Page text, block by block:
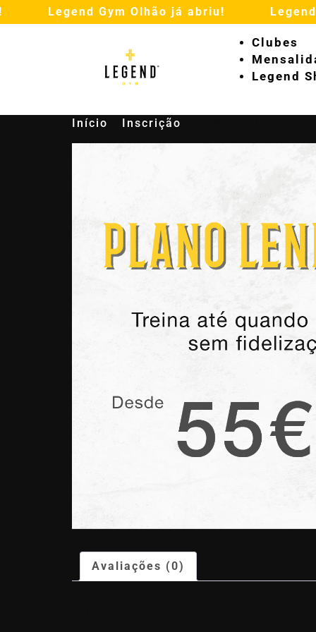
Legend Gym Olhão já abriu! Legend
Clubes
Legend
Início Inscrição
Avaliações (0)